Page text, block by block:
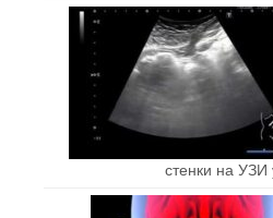
стенки на УЗИ